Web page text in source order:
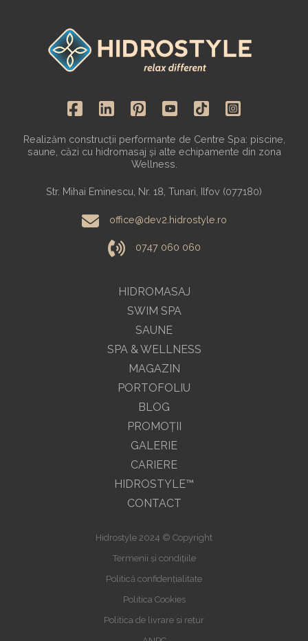
HIDROMASAJ
SWIM SPA
SAUNE
SPA & WELLNESS
MAGAZIN
Realizăm construcții performante de Centre Spa: piscine,
saune, căzi cu hidromasaj și alte echipamente din zona
Wellness.
Str. Mihai Eminescu, Nr. 18, Tunari, Ilfov (077180)
office@dev2.hidrostyle.ro
0747 060 060
PORTOFOLIU
BLOG
PROMOŢII
GALERIE
CARIERE
HIDROSTYLE™
CONTACT
Hidrostyle 2024 © Copyright
Termenii și condițiile
Politică confidențialitate
Politica Cookies
Politica de livrare si retur